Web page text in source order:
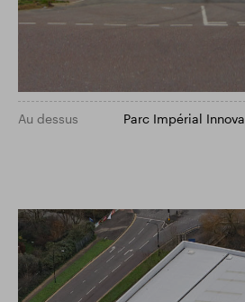
Au dessus Parc Impérial Innova